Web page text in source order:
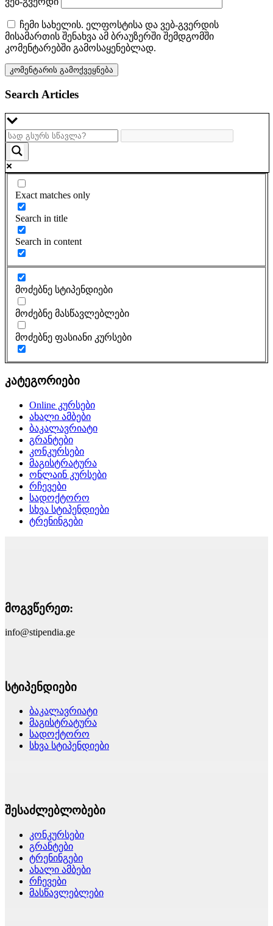
ჩემი სახელის. ელფოსტისა და ვებ-გვერდის
მისამართის შენახვა ამ ბრაუზერში შემდგომში
კომენტარებში გამოსაყენებლად.
Search Articles
Exact matches only
Search in title
Search in content
მოძებნე სტიპენდიები
მოძებნე მასწავლებლები
მოძებნე ფასიანი კურსები
კატეგორიები
Online კურსები
ახალი ამბები
ბაკალავრიატი
გრანტები
კონკურსები
მაგისტრატურა
ონლაინ კურსები
რჩევები
სადოქტორო
სხვა სტიპენდიები
ტრენინგები
მოგვწერეთ:
info@stipendia.ge
სტიპენდიები
ბაკალავრიატი
მაგისტრატურა
სადოქტორო
სხვა სტიპენდიები
შესაძლებლობები
კონკურსები
გრანტები
ტრენინგები
ახალი ამბები
რჩევები
მასწავლებლები